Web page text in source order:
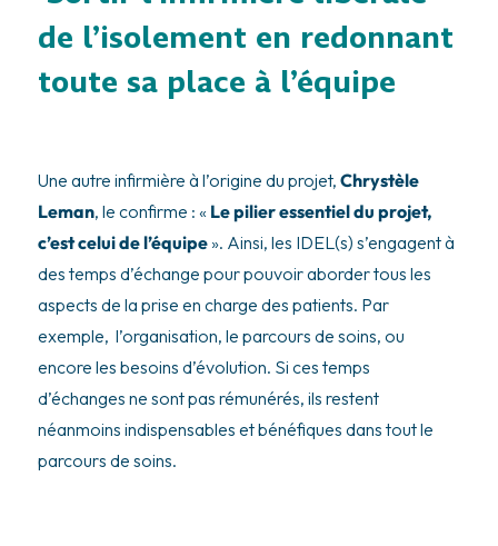
de l’isolement en redonnant
toute sa place à l’équipe
Une autre infirmière à l’origine du projet, Chrystèle
Leman, le confirme : « Le pilier essentiel du projet,
c’est celui de l’équipe». Ainsi, les IDEL(s) s’engagent à
des temps d’échange pour pouvoir aborder tous les
aspects de la prise en charge des patients. Par
exemple, l’organisation, le parcours de soins, ou
encore les besoins d’évolution. Si ces temps
d’échanges ne sont pas rémunérés, ils restent
néanmoins indispensables et bénéfiques dans tout le
parcours de soins.